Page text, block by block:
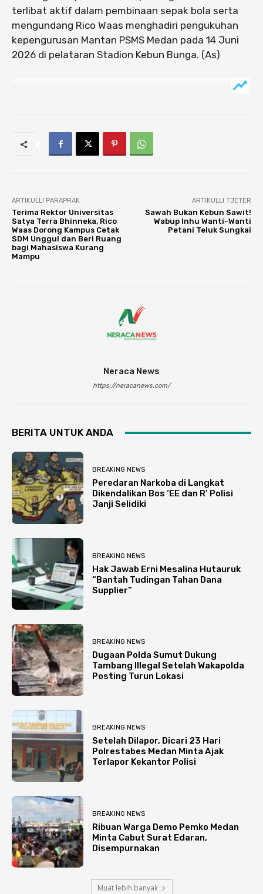
terlibat aktif dalam pembinaan sepak bola serta
mengundang Rico Waas menghadiri pengukuhan
kepengurusan Mantan PSMS Medan pada 14 Juni
2026 di pelataran Stadion Kebun Bunga. (As)
ARTIKULLI PARAPRAK
Terima Rektor Universitas
Satya Terra Bhinneka, Rico
Waas Dorong Kampus Cetak
SDM Unggul dan Beri Ruang
bagi Mahasiswa Kurang
Mampu
ARTIKULLI TJETËR
Sawah Bukan Kebun Sawit!
Wabup Inhu Wanti-Wanti
Petani Teluk Sungkai
Neraca News
https://neracanews.com/
BERITA UNTUK ANDA
BREAKING NEWS
Peredaran Narkoba di Langkat
Dikendalikan Bos ‘EE dan R’ Polisi
Janji Selidiki
BREAKING NEWS
Hak Jawab Erni Mesalina Hutauruk
“Bantah Tudingan Tahan Dana
Supplier”
BREAKING NEWS
Dugaan Polda Sumut Dukung
Tambang Illegal Setelah Wakapolda
Posting Turun Lokasi
BREAKING NEWS
Setelah Dilapor, Dicari 23 Hari
Polrestabes Medan Minta Ajak
Terlapor Kekantor Polisi
BREAKING NEWS
Ribuan Warga Demo Pemko Medan
Minta Cabut Surat Edaran,
Disempurnakan
Muat lebih banyak